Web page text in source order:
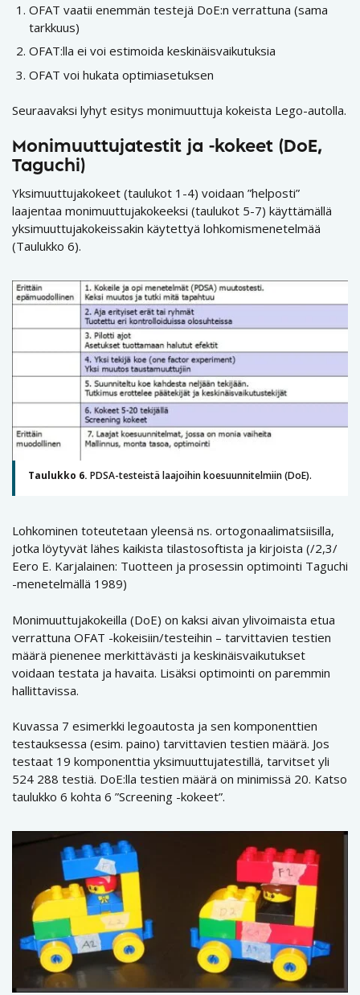
OFAT vaatii enemmän testejä DoE:n verrattuna (sama
tarkkuus)
OFAT:lla ei voi estimoida keskinäisvaikutuksia
OFAT voi hukata optimiasetuksen
Seuraavaksi lyhyt esitys monimuuttuja kokeista Lego-autolla.
Monimuuttujatestit ja -kokeet (DoE,
Taguchi)
Yksimuuttujakokeet (taulukot 1-4) voidaan ”helposti”
laajentaa monimuuttujakokeeksi (taulukot 5-7) käyttämällä
yksimuuttujakokeissakin käytettyä lohkomismenetelmää
(Taulukko 6).
Taulukko 6. PDSA-testeistä laajoihin koesuunnitelmiin (DoE).
Lohkominen toteutetaan yleensä ns. ortogonaalimatsiisilla,
jotka löytyvät lähes kaikista tilastosoftista ja kirjoista (/2,3/
Eero E. Karjalainen: Tuotteen ja prosessin optimointi Taguchi
-menetelmällä 1989)
Monimuuttujakokeilla (DoE) on kaksi aivan ylivoimaista etua
verrattuna OFAT -kokeisiin/testeihin – tarvittavien testien
määrä pienenee merkittävästi ja keskinäisvaikutukset
voidaan testata ja havaita. Lisäksi optimointi on paremmin
hallittavissa.
Kuvassa 7 esimerkki legoautosta ja sen komponenttien
testauksessa (esim. paino) tarvittavien testien määrä. Jos
testaat 19 komponenttia yksimuuttujatestillä, tarvitset yli
524 288 testiä. DoE:lla testien määrä on minimissä 20. Katso
taulukko 6 kohta 6 ”Screening -kokeet”.